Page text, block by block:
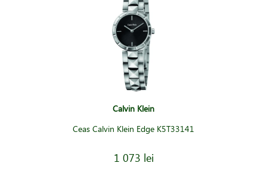
Calvin Klein
Ceas Calvin Klein Edge K5T33141
1 073 lei